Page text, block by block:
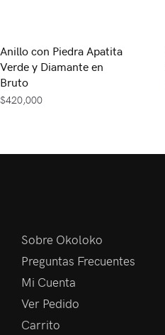
Anillo con Piedra Apatita
Verde y Diamante en
Bruto
$420,000
Sobre Okoloko
Preguntas Frecuentes
Mi Cuenta
Ver Pedido
Carrito